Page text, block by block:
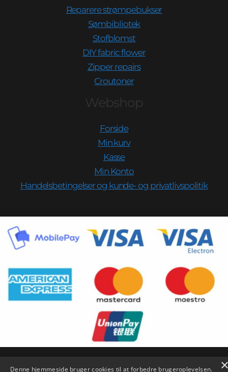
Reparere strømpebukser
Sømbibliotek
Stofblomst
DIY fabric flower
Zipper repairs
Croutoner
Webshop
Forside
Min kurv
Kasse
Min Konto
Handelsbetingelser og kunde- og privatlivspolitik
Denne hjemmeside bruger cookies til at forbedre brugeroplevelsen.